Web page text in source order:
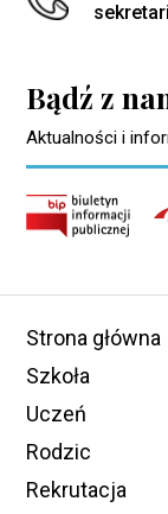
Bądź z
Aktualności i
Strona główna
Szkoła
Uczeń
Rodzic
Rekrutacja